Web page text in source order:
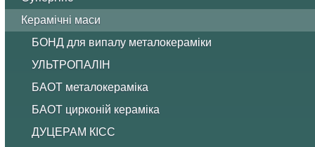
Керамічні маси
БОНД для випалу металокераміки
УЛЬТРОПАЛІН
БАОТ металокераміка
БАОТ цирконій кераміка
ДУЦЕРАМ КІСС